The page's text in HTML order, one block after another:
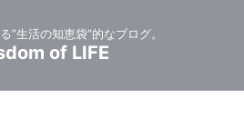
”生活の知恵袋”的なブログ。
of LIFE